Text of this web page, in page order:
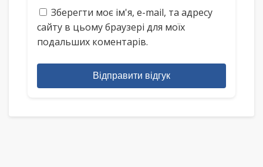
Зберегти моє ім'я, e-mail, та адресу
сайту в цьому браузері для моїх
подальших коментарів.
Відправити відгук